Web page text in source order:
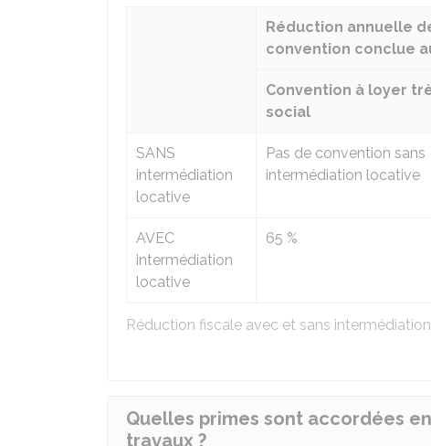
Réduction fiscale avec et sans
Réduction annuelle
convention conclue
Convention à loyer
social
SANS
intermédiation
locative
Pas de convention sans
intermédiation locative
AVEC
intermédiation
locative
65 %
Quelles primes sont accordées
travaux ?